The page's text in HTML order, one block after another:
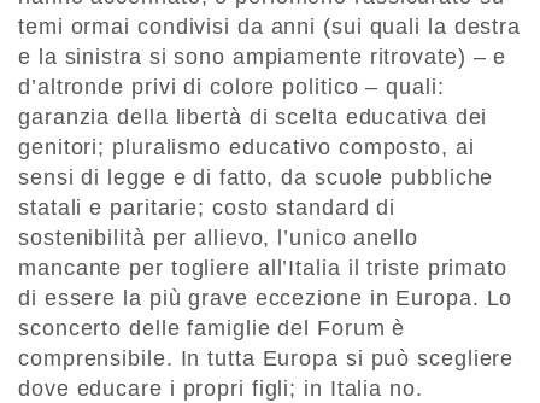
temi ormai condivisi da anni (sui quali la destra
e la sinistra si sono ampiamente ritrovate) – e
d’altronde privi di colore politico – quali:
garanzia della libertà di scelta educativa dei
genitori; pluralismo educativo composto, ai
sensi di legge e di fatto, da scuole pubbliche
statali e paritarie; costo standard di
sostenibilità per allievo, l’unico anello
mancante per togliere all’Italia il triste primato
di essere la più grave eccezione in Europa. Lo
sconcerto delle famiglie del Forum è
comprensibile. In tutta Europa si può scegliere
dove educare i propri figli; in Italia no.